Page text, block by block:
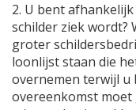
2. U bent
schilder ziek wordt?
groter
loonlijst staan die
overnemen terwijl u
overeenkomst